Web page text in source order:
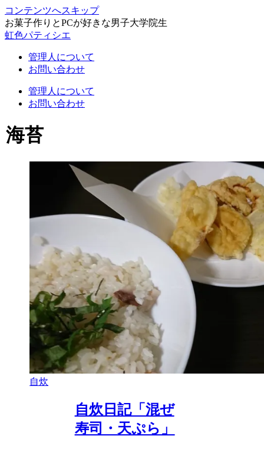
コンテンツへスキップ
お菓子作りとPCが好きな男子大学院生
虹色パティシエ
管理人について
お問い合わせ
管理人について
お問い合わせ
海苔
自炊
自炊日記「混ぜ
寿司・天ぷら」